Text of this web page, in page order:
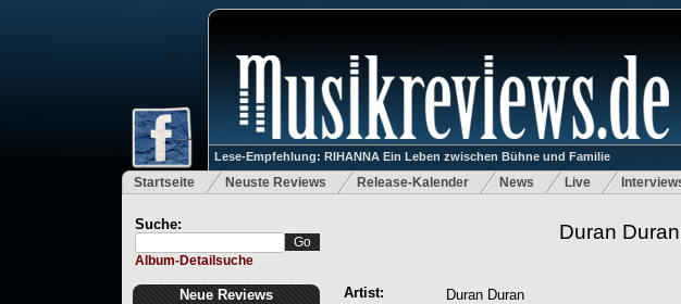
Lese-Empfehlung: RIHANNA Ein Leben zwischen Bühne und Familie
Startseite Neuste Reviews Release-Kalender News Live
Suche:
Album-Detailsuche
Neue Reviews
Duran
Artist:
Duran Duran